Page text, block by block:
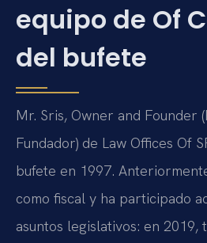
equipo de Of
del bufete
Mr. Sris, Owner and Founder
Fundador) de Law Offices Of
bufete en 1997.
como fiscal y ha participado
asuntos legislativos: en 2019,